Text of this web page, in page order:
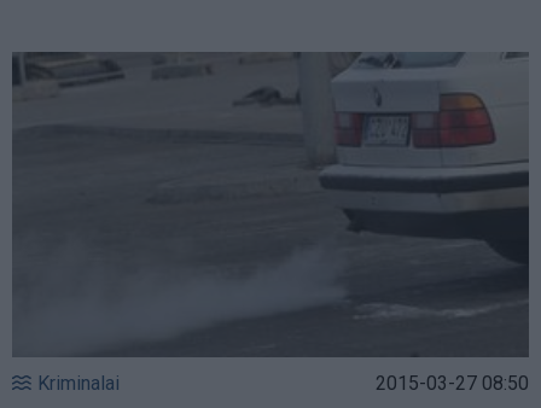
Kriminalai 2015-03-27 08:50